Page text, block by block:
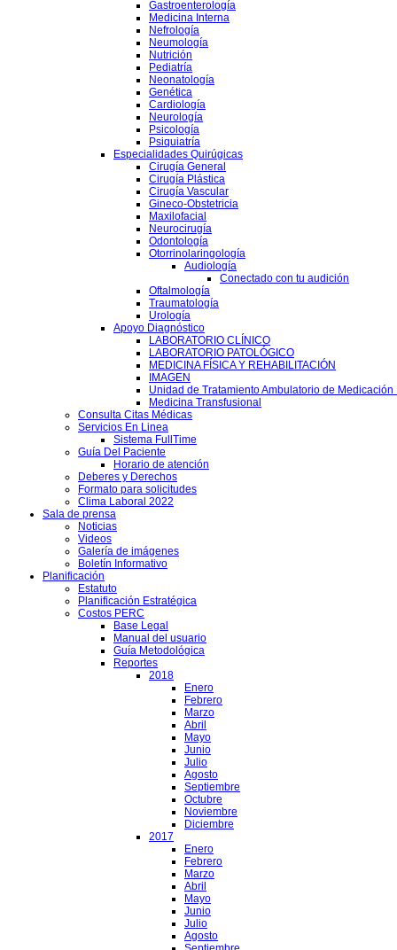
Gastroenterología
Medicina Interna
Nefrología
Neumología
Nutrición
Pediatría
Neonatología
Genética
Cardiología
Neurología
Psicología
Psiquiatría
Especialidades Quirúgicas
Cirugía General
Cirugía Plástica
Cirugía Vascular
Gineco-Obstetricia
Maxilofacial
Neurocirugía
Odontología
Otorrinolaringología
Audiología
Conectado con tu audición
Oftalmología
Traumatología
Urología
Apoyo Diagnóstico
LABORATORIO CLÍNICO
LABORATORIO PATOLÓGICO
MEDICINA FÍSICA Y REHABILITACIÓN
IMAGEN
Unidad de Tratamiento Ambulatorio de Medicación
Medicina Transfusional
Consulta Citas Médicas
Servicios En Linea
Sistema FullTime
Guía Del Paciente
Horario de atención
Deberes y Derechos
Formato para solicitudes
Clima Laboral 2022
Sala de prensa
Noticias
Videos
Galería de imágenes
Boletín Informativo
Planificación
Estatuto
Planificación Estratégica
Costos PERC
Base Legal
Manual del usuario
Guía Metodológica
Reportes
2018
Enero
Febrero
Marzo
Abril
Mayo
Junio
Julio
Agosto
Septiembre
Octubre
Noviembre
Diciembre
2017
Enero
Febrero
Marzo
Abril
Mayo
Junio
Julio
Agosto